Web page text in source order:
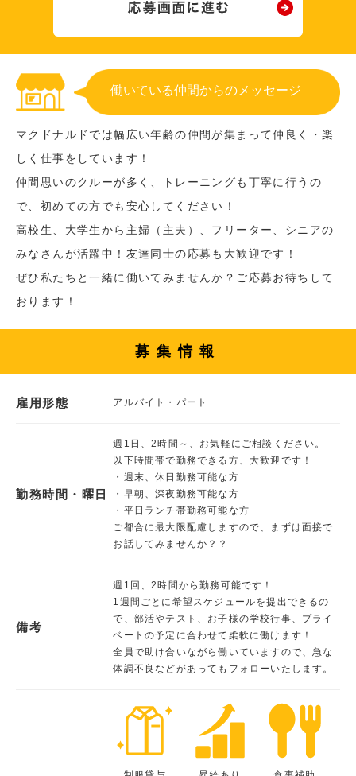
働いている仲間からのメッセージ
マクドナルドでは幅広い年齢の仲間が集まって仲良く・楽
しく仕事をしています！
仲間思いのクルーが多く、トレーニングも丁寧に行うの
で、初めての方でも安心してください！
高校生、大学生から主婦（主夫）、フリーター、シニアの
みなさんが活躍中！友達同士の応募も大歓迎です！
ぜひ私たちと一緒に働いてみませんか？ご応募お待ちして
おります！
募集情報
雇用形態 アルバイト・パート
勤務時間・曜日
週1日、2時間～、お気軽にご相談ください。
以下時間帯で勤務できる方、大歓迎です！
・週末、休日勤務可能な方
・早朝、深夜勤務可能な方
・平日ランチ帯勤務可能な方
ご都合に最大限配慮しますので、まずは面接で
お話してみませんか？？
備考
週1回、2時間から勤務可能です！
1週間ごとに希望スケジュールを提出できるの
で、部活やテスト、お子様の学校行事、プライ
ベートの予定に合わせて柔軟に働けます！
全員で助け合いながら働いていますので、急な
体調不良などがあってもフォローいたします。